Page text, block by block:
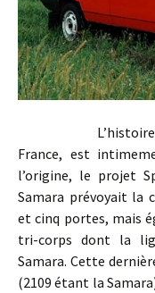
L’histoire de la
France, est
l’origine, le projet
Samara prévoyait la
et cinq portes, mais
tri-corps dont la
Samara. Cette
(2109 étant la